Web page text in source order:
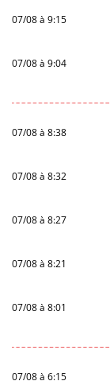
07/08 à 9:15
07/08 à 9:04
07/08 à 8:38
07/08 à 8:32
07/08 à 8:27
07/08 à 8:21
07/08 à 8:01
07/08 à 6:15